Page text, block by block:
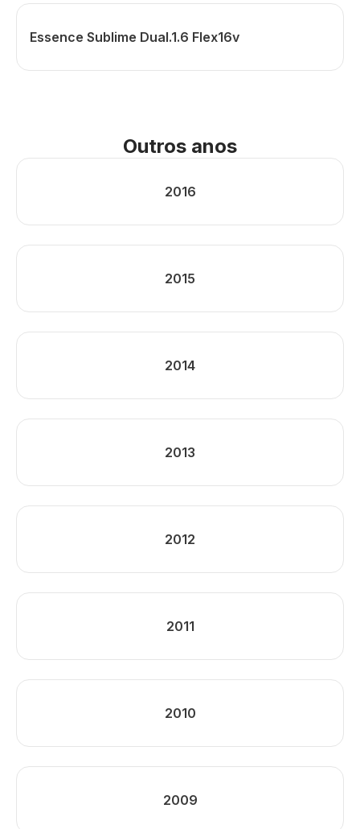
Essence Sublime Dual.1.6 Flex16v
Outros anos
2016
2015
2014
2013
2012
2011
2010
2009